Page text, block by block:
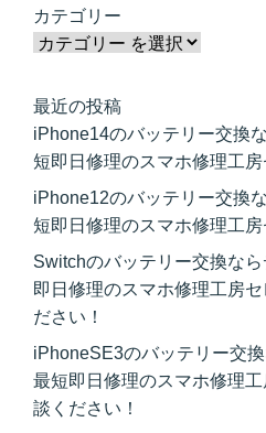
カテゴリー
最近の投稿
iPhone14のバッテリー交換
短即日修理のスマホ修理工房
iPhone12のバッテリー交換
短即日修理のスマホ修理工房
Switchのバッテリー交換な
即日修理のスマホ修理工房
ださい！
iPhoneSE3のバッテリー交
最短即日修理のスマホ修理
談ください！